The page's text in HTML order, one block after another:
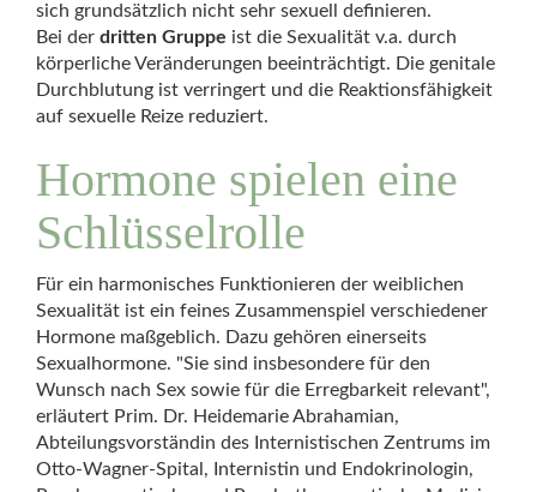
sich grundsätzlich nicht sehr sexuell definieren.
Bei der dritten Gruppe ist die Sexualität v.a. durch
körperliche Veränderungen beeinträchtigt. Die genitale
Durchblutung ist verringert und die Reaktionsfähigkeit
auf sexuelle Reize reduziert.
Hormone spielen eine
Schlüsselrolle
Für ein harmonisches Funktionieren der weiblichen
Sexualität ist ein feines Zusammenspiel verschiedener
Hormone maßgeblich. Dazu gehören einerseits
Sexualhormone. "Sie sind insbesondere für den
Wunsch nach Sex sowie für die Erregbarkeit relevant",
erläutert Prim. Dr. Heidemarie Abrahamian,
Abteilungsvorständin des Internistischen Zentrums im
Otto-Wagner-Spital, Internistin und Endokrinologin,